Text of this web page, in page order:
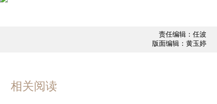
责任编辑：任波
版面编辑：黄玉婷
相关阅读